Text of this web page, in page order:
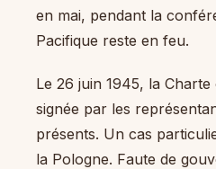
en mai, pendant la
Pacifique reste en feu.
Le 26 juin 1945, la
signée par les
présents. Un cas
la Pologne. Faute de